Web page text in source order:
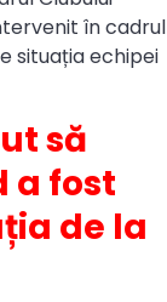
în cadrul
situația echipei
să
a fost
de la